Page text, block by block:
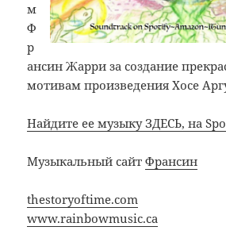
м
Ф
р
ансин Жарри за создание
мотивам произведения Хосе
Найдите ее музыку ЗДЕСЬ, на
Музыкальный сайтФрансин
thestoryoftime.com
www.rainbowmusic.ca